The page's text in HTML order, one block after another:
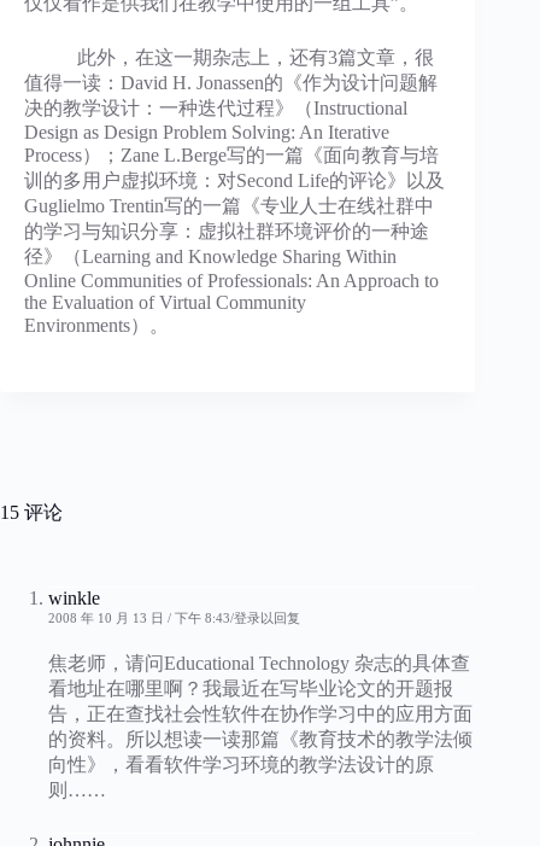
此外，在这一期杂志上，还有3篇文章，很
值得一读：David H. Jonassen的《作为设计问题解
决的教学设计：一种迭代过程》（Instructional
Design as Design Problem Solving: An Iterative
Process）；Zane L.Berge写的一篇《面向教育与培
训的多用户虚拟环境：对Second Life的评论》以及
Guglielmo Trentin写的一篇《专业人士在线社群中
的学习与知识分享：虚拟社群环境评价的一种途
径》（Learning and Knowledge Sharing Within
Online Communities of Professionals: An Approach to
the Evaluation of Virtual Community
Environments）。
15 评论
winkle
2008 年 10 月 13 日 / 下午 8:43 登录以回复
焦老师，请问Educational Technology 杂志的具体查
看地址在哪里啊？我最近在写毕业论文的开题报
告，正在查找社会性软件在协作学习中的应用方面
的资料。所以想读一读那篇《教育技术的教学法倾
向性》，看看软件学习环境的教学法设计的原
则……